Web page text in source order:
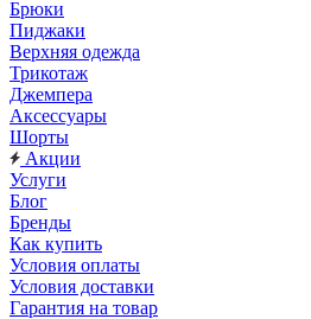
Брюки
Пиджаки
Верхняя одежда
Трикотаж
Джемпера
Аксессуары
Шорты
Акции
Услуги
Блог
Бренды
Как купить
Условия оплаты
Условия доставки
Гарантия на товар